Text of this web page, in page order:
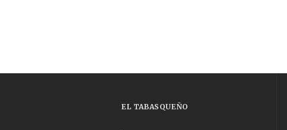
EL TABASQUEÑO